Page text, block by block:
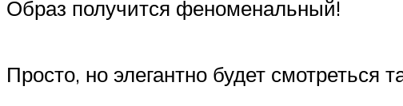
Образ получится феноменальный!
Просто, но элегантно будет